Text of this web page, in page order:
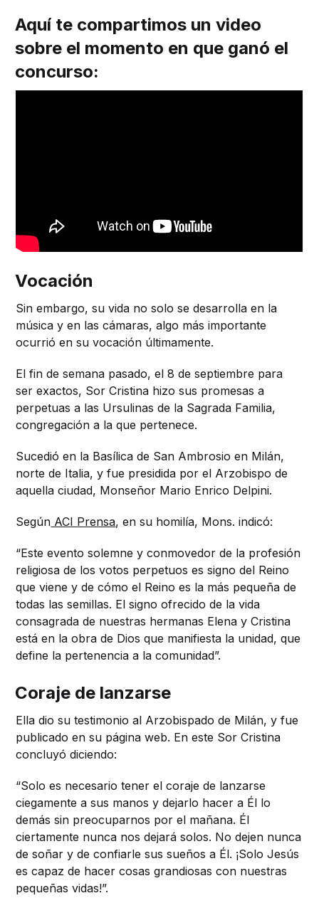
Aquí te compartimos un video
sobre el momento en que ganó el
concurso:
Vocación
Sin embargo, su vida no solo se desarrolla en la
música y en las cámaras, algo más importante
ocurrió en su vocación últimamente.
El fin de semana pasado, el 8 de septiembre para
ser exactos, Sor Cristina hizo sus promesas a
perpetuas a las Ursulinas de la Sagrada Familia,
congregación a la que pertenece.
Sucedió en la Basílica de San Ambrosio en Milán,
norte de Italia, y fue presidida por el Arzobispo de
aquella ciudad, Monseñor Mario Enrico Delpini.
Según ACI Prensa, en su homilía, Mons. indicó:
“Este evento solemne y conmovedor de la profesión
religiosa de los votos perpetuos es signo del Reino
que viene y de cómo el Reino es la más pequeña de
todas las semillas. El signo ofrecido de la vida
consagrada de nuestras hermanas Elena y Cristina
está en la obra de Dios que manifiesta la unidad, que
define la pertenencia a la comunidad”.
Coraje de lanzarse
Ella dio su testimonio al Arzobispado de Milán, y fue
publicado en su página web. En este Sor Cristina
concluyó diciendo:
“Solo es necesario tener el coraje de lanzarse
ciegamente a sus manos y dejarlo hacer a Él lo
demás sin preocuparnos por el mañana. Él
ciertamente nunca nos dejará solos. No dejen nunca
de soñar y de confiarle sus sueños a Él. ¡Solo Jesús
es capaz de hacer cosas grandiosas con nuestras
pequeñas vidas!”.